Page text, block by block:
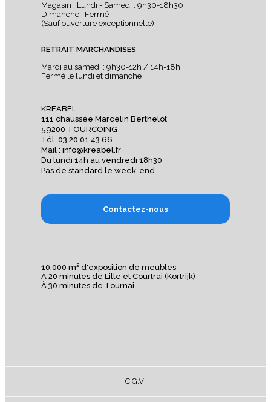
Magasin : Lundi - Samedi : 9h30-18h30
Dimanche : Fermé
(Sauf ouverture exceptionnelle)
RETRAIT MARCHANDISES
Mardi au samedi : 9h30-12h / 14h-18h
Fermé le lundi et dimanche
KREABEL
111 chaussée Marcelin Berthelot
59200 TOURCOING
Tél. 03 20 01 43 66
Mail : info@kreabel.fr
Du lundi 14h au vendredi 18h30
Pas de standard le week-end.
Contactez-nous
10.000 m² d'exposition de meubles
À 20 minutes de Lille et Courtrai (Kortrijk)
À 30 minutes de Tournai
C.G.V